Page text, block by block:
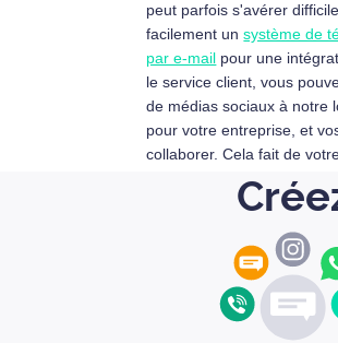
peut parfois s'avérer
facilement unsystème de
par e-mail pour une
le service client, vous
de médias sociaux à notre
pour votre entreprise, et
collaborer. Cela fait de